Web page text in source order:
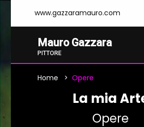
www.gazzaramauro.com
Mauro Gazzara
PITTORE
Home Opere
La mia
Opere